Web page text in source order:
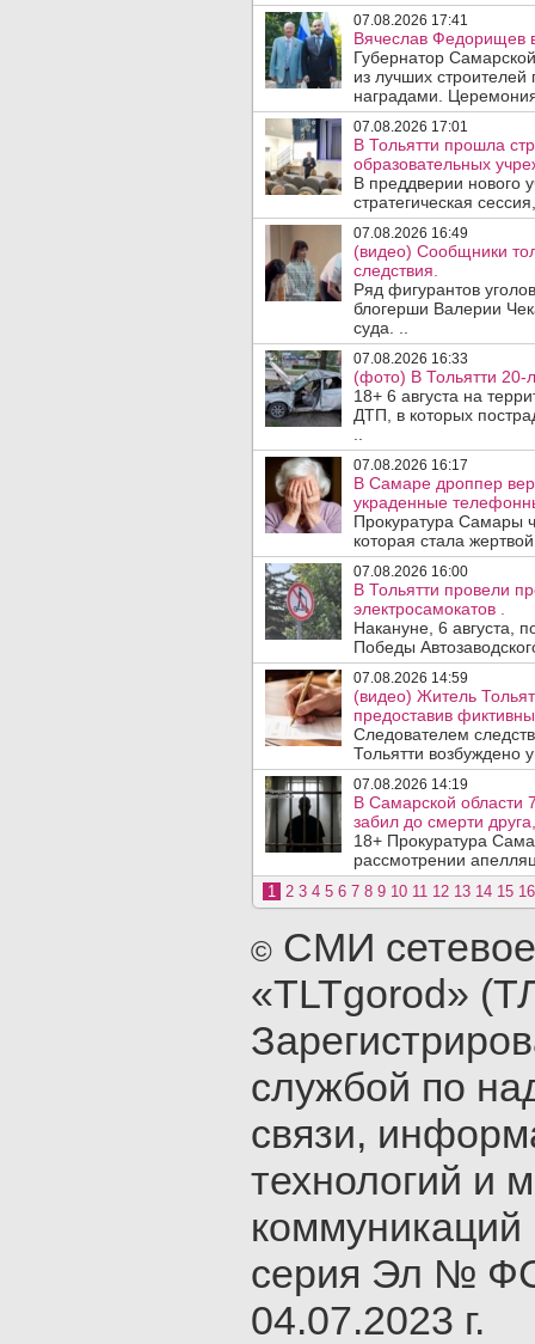
07.08.2026 17:41
Вячеслав Федорищев
Губернатор
из лучших
наградами.
07.08.2026 17:01
В Тольятти прошла
образовательных
В преддверии нового
стратегическая
07.08.2026 16:49
(видео) Сообщники
следствия.
Ряд фигурантов
блогерши Валерии
суда. ..
07.08.2026 16:33
(фото) В Тольятти 20-
18+ 6 августа на
ДТП, в которых
07.08.2026 16:17
В Самаре дроппер
украденные
Прокуратура Самары
которая стала
07.08.2026 16:00
В Тольятти провели
электросамокатов .
Накануне, 6 августа,
Победы
07.08.2026 14:59
(видео) Житель
предоставив
Следователем
Тольятти возбуждено
07.08.2026 14:19
В Самарской области
забил до смерти
18+ Прокуратура
рассмотрении
1 2 3 4 5 6 7 8 9 10 11 12 13 14 15 16
© СМИ
«TLTgorod»
службой по
связи,
технологий и
серия Эл №
04.07.2023 г.